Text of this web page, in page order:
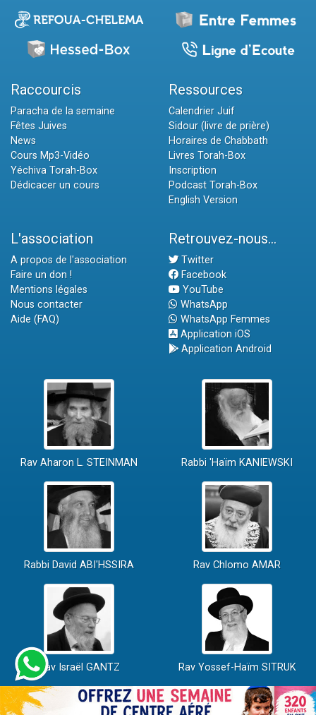
Raccourcis
Paracha de la semaine
Fêtes Juives
News
Cours Mp3-Vidéo
Yéchiva Torah-Box
Dédicacer un cours
Ressources
Calendrier Juif
Sidour (livre de prière)
Horaires de Chabbath
Livres Torah-Box
Inscription
Podcast Torah-Box
English Version
L'association
A propos de l'association
Faire un don !
Mentions légales
Nous contacter
Aide (FAQ)
Retrouvez-nous...
Twitter
Facebook
YouTube
WhatsApp
WhatsApp Femmes
Application iOS
Application Android
Rav Aharon L. STEINMAN Rabbi 'Haïm KANIEWSKI
Rabbi David ABI'HSSIRA Rav Chlomo AMAR
Rav Israël GANTZ Rav Yossef-Haïm SITRUK